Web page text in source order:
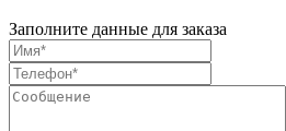
Заполните данные для заказа